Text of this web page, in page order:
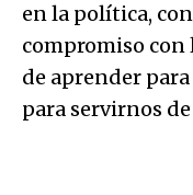
en la política,
compromiso con
de aprender
para servirnos de